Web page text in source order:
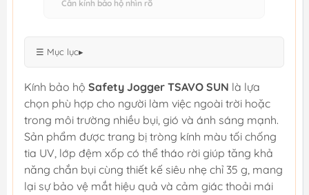
Cần kính bảo hộ nhìn rõ
☰ Mục lục▸
Kính bảo hộ Safety Jogger TSAVO SUN là lựa
chọn phù hợp cho người làm việc ngoài trời hoặc
trong môi trường nhiều bụi, gió và ánh sáng mạnh.
Sản phẩm được trang bị tròng kính màu tối chống
tia UV, lớp đệm xốp có thể tháo rời giúp tăng khả
năng chắn bụi cùng thiết kế siêu nhẹ chỉ 35 g, mang
lại sự bảo vệ mắt hiệu quả và cảm giác thoải mái